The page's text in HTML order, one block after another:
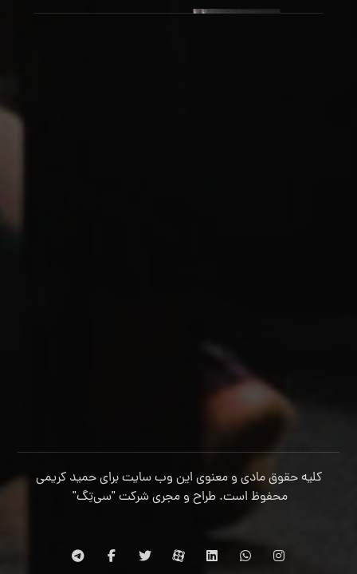
کلیه حقوق مادی و معنوی این وب سایت برای حمید کریمی
محفوظ است. طراح و مجری شرکت"سی‌تِگ"